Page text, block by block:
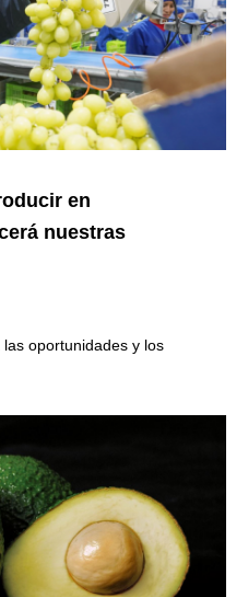
en
nuestras
oportunidades y los